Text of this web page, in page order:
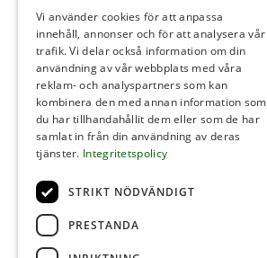
Vi använder cookies för att anpassa
innehåll, annonser och för att analysera vår
trafik. Vi delar också information om din
användning av vår webbplats med våra
reklam- och analyspartners som kan
kombinera den med annan information som
du har tillhandahållit dem eller som de har
samlat in från din användning av deras
tjänster. Integritetspolicy
STRIKT NÖDVÄNDIGT
PRESTANDA